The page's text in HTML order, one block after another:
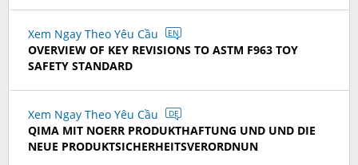
Xem Ngay Theo Yêu Cầu EN
OVERVIEW OF KEY REVISIONS TO ASTM F963 TOY
SAFETY STANDARD
Xem Ngay Theo Yêu Cầu DE
QIMA MIT NOERR PRODUKTHAFTUNG UND UND DIE
NEUE PRODUKTSICHERHEITSVERORDNUN